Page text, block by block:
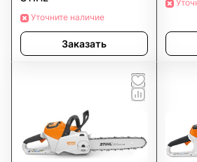
Уточните наличие
Заказать